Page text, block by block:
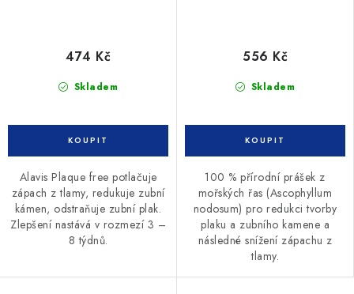
Skladem
474 Kč
Alavis Plaque free potlačuje
zápach z tlamy, redukuje zubní
kámen, odstraňuje zubní plak.
Zlepšení nastává v rozmezí 3 –
8 týdnů.
Skladem
556 Kč
100 % přírodní prášek z
mořských řas (Ascophyllum
nodosum) pro redukci tvorby
plaku a zubního kamene a
následné snížení zápachu z
tlamy.